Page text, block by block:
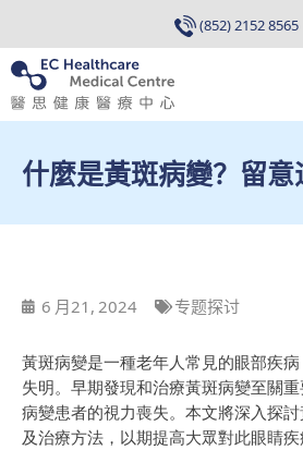
(852) 2152 8565
什麼是黃斑病變？留
6 月21, 2024 专题探讨
黃斑病變是一種老年人常見的眼部疾
失明。早期發現和治療黃斑病變至關
病變患者的視力喪失。本文將深入探
及治療方法，以期提高大眾對此眼睛疾